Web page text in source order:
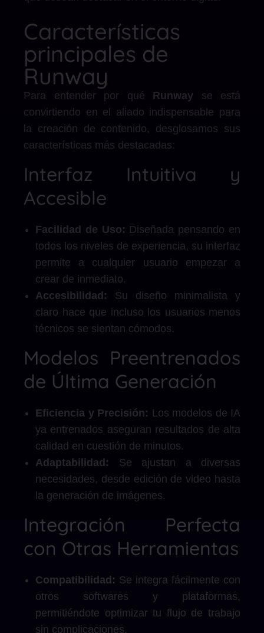
Características
principales de
Runway
Para entender por qué Runway se está
convirtiendo en el aliado indispensable para
la creación de contenido, desglosamos sus
características más destacadas:
Interfaz Intuitiva y
Accesible
Facilidad de Uso: Diseñada pensando en
todos los niveles de experiencia, su interfaz
permite a cualquier usuario empezar a
crear de inmediato.
Accesibilidad: Su diseño minimalista y
claro hace que incluso los usuarios menos
técnicos se sientan cómodos.
Modelos Preentrenados
de Última Generación
Eficiencia y Precisión: Los modelos de IA
ya entrenados aseguran resultados de alta
calidad en cuestión de minutos.
Adaptabilidad: Se ajustan a diversas
necesidades, desde edición de video hasta
la generación de imágenes.
Integración Perfecta
con Otras Herramientas
Compatibilidad: Se integra fácilmente con
otros softwares y plataformas,
permitiéndote optimizar tu flujo de trabajo
sin complicaciones.